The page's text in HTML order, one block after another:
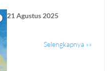
21 Agustus 2025
Selengkapnya »»